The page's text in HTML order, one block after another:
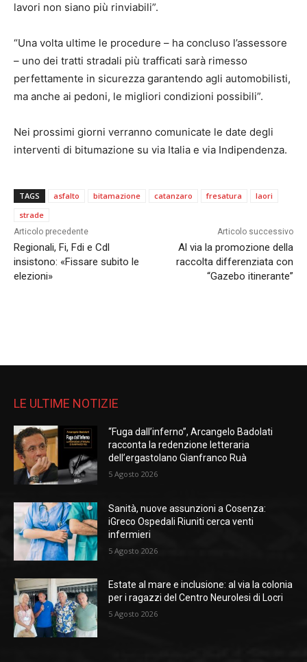
lavori non siano più rinviabili”.
“Una volta ultime le procedure – ha concluso l’assessore
– uno dei tratti stradali più trafficati sarà rimesso
perfettamente in sicurezza garantendo agli automobilisti,
ma anche ai pedoni, le migliori condizioni possibili”.
Nei prossimi giorni verranno comunicate le date degli
interventi di bitumazione su via Italia e via Indipendenza.
TAGS asfalto bitamazione catanzaro fresatura
laori
strade
Articolo precedente
Regionali, Fi, Fdi e Cdl
insistono: «Fissare subito le
elezioni»
Articolo successivo
Al via la promozione della
raccolta differenziata con
“Gazebo itinerante”
LE ULTIME NOTIZIE
“Fuga dall’inferno”, Arcangelo Badolati
racconta la redenzione letteraria
dell’ergastolano Gianfranco Ruà
5 Agosto 2026
Sanità, nuove assunzioni a Cosenza:
iGreco Ospedali Riuniti cerca venti
infermieri
5 Agosto 2026
Estate al mare e inclusione: al via la colonia
per i ragazzi del Centro Neurolesi di Locri
5 Agosto 2026